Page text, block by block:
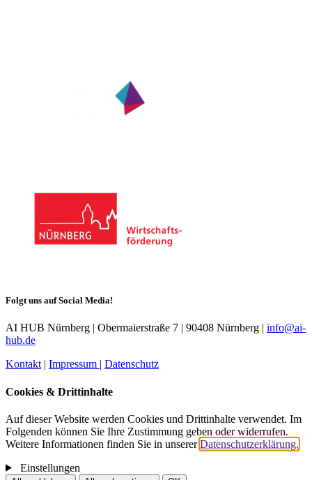
Folgt uns auf Social Media!
AI HUB Nürnberg | Obermaierstraße 7 | 90408 Nürnberg | info@ai-
hub.de
Kontakt | Impressum | Datenschutz
Cookies & Drittinhalte
Auf dieser Website werden Cookies und Drittinhalte verwendet. Im
Folgenden können Sie Ihre Zustimmung geben oder widerrufen.
Weitere Informationen finden Sie in unsererDatenschutzerklärung.
Einstellungen